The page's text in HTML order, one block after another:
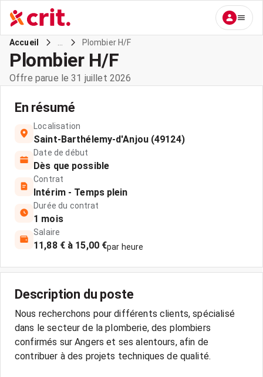
Accueil Plombier H/F
Plombier H/F
Offre parue le 31 juillet 2026
En résumé
Localisation
Saint-Barthélemy-d'Anjou (49124)
Date de début
Dès que possible
Contrat
Intérim - Temps plein
Durée du contrat
1 mois
Salaire
11,88 € à 15,00 €par heure
Description du poste
Nous recherchons pour différents clients, spécialisé
dans le secteur de la plomberie, des plombiers
confirmés sur Angers et ses alentours, afin de
contribuer à des projets techniques de qualité.